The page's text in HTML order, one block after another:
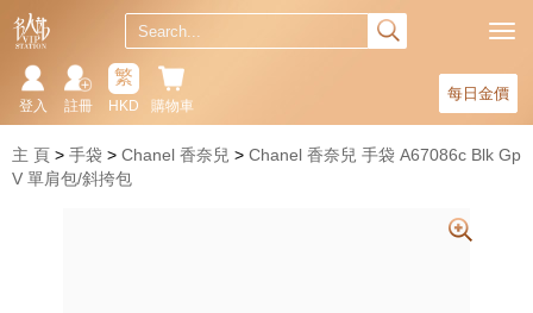
每日金價
購物車
繁
HKD
註冊
登入
主 頁 手袋 Chanel 香奈兒
Chanel 香奈兒 手袋 A67086c Blk Gp
V 單肩包/斜挎包